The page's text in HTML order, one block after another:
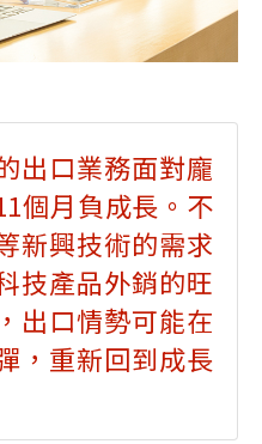
出口業務面對龐
個月負成長。不
新興技術的需求
技產品外銷的旺
出口情勢可能在
，重新回到成長